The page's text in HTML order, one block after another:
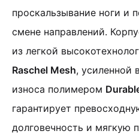
проскальзывание ноги и
смене направлений.
из легкой
Raschel Mesh, усиленной
износа полимером
гарантирует
долговечность и мягкую